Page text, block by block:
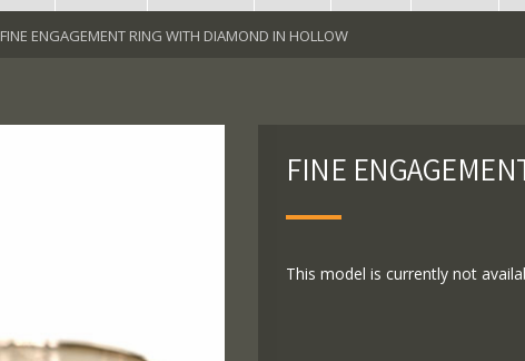
FINE ENGAGEMENT RING WITH DIAMOND IN HOLLOW
FINE
This model is currently not